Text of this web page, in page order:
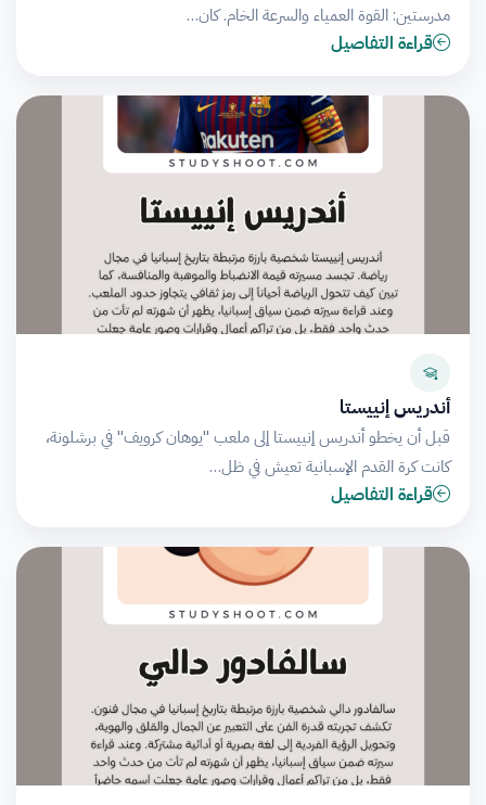
مدرستين: القوة العمياء والسرعة الخام. كان…
قراءة التفاصيل
أندريس إنييستا
قبل أن يخطو أندريس إنييستا إلى ملعب "يوهان كرويف" في برشلونة،
كانت كرة القدم الإسبانية تعيش في ظل…
قراءة التفاصيل